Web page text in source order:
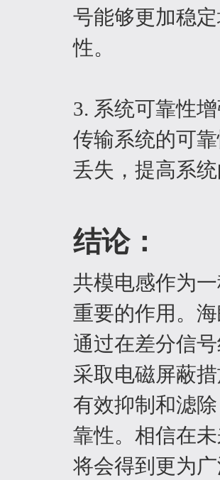
号能够更加稳
性。
3. 系统可靠性
传输系统的可
丢失，提高系
结论：
共模电感作为
重要的作用。
通过在差分信
采取电磁屏蔽
有效抑制和滤
靠性。相信在
将会得到更为